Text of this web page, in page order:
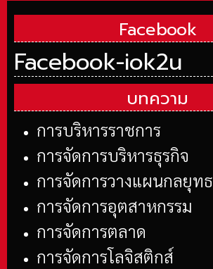
Facebook
Facebook-iok2u
บทความ
การบริหารราชการ
การจัดการบริหารธุรกิจ
การจัดการวางแผนกลยุทธ
การจัดการอุตสาหกรรม
การจัดการตลาด
การจัดการโลจิสติกส์